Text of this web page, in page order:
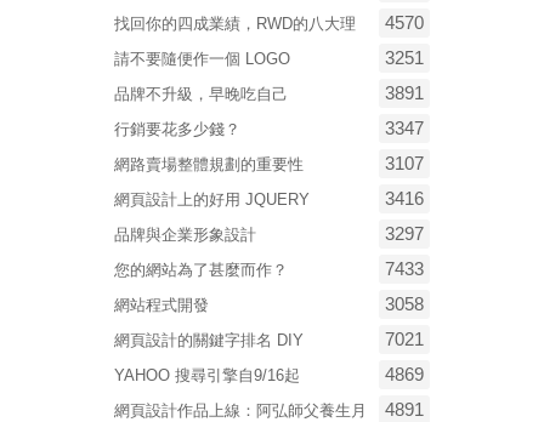
找回你的四成業績，RWD的八大理 4570
請不要隨便作一個 LOGO 3251
品牌不升級，早晚吃自己 3891
行銷要花多少錢？ 3347
網路賣場整體規劃的重要性 3107
網頁設計上的好用 JQUERY 3416
品牌與企業形象設計 3297
您的網站為了甚麼而作？ 7433
網站程式開發 3058
網頁設計的關鍵字排名 DIY 7021
YAHOO 搜尋引擎自9/16起 4869
網頁設計作品上線：阿弘師父養生月 4891